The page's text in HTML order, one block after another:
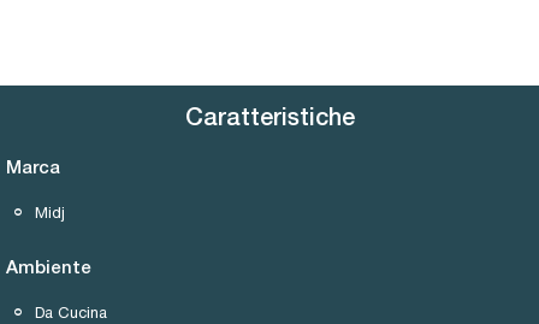
Caratteristiche
Marca
Midj
Ambiente
Da Cucina